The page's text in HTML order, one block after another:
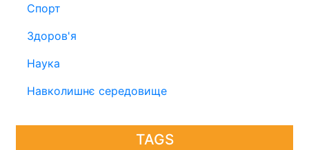
Спорт
Здоров'я
Наука
Навколишнє середовище
TAGS